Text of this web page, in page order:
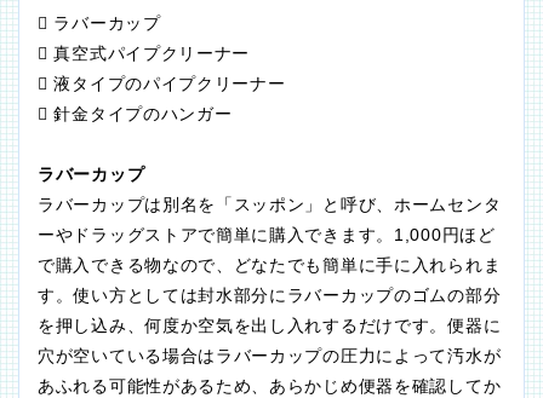
 ラバーカップ
 真空式パイプクリーナー
 液タイプのパイプクリーナー
 針金タイプのハンガー
ラバーカップ
ラバーカップは別名を「スッポン」と呼び、ホームセンタ
ーやドラッグストアで簡単に購入できます。1,000円ほど
で購入できる物なので、どなたでも簡単に手に入れられま
す。使い方としては封水部分にラバーカップのゴムの部分
を押し込み、何度か空気を出し入れするだけです。便器に
穴が空いている場合はラバーカップの圧力によって汚水が
あふれる可能性があるため、あらかじめ便器を確認してか